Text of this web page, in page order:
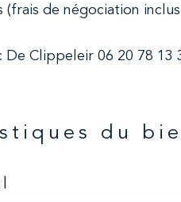
(frais de négociation
De Clippeleir 06 20 78 13
du